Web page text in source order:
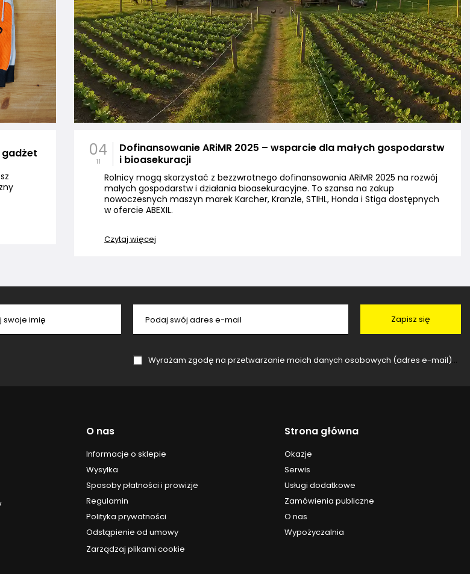
gadżet 04
11
Dofinansowanie ARiMR 2025 – wsparcie dla małych gospodarstw
i bioasekuracji
Rolnicy mogą skorzystać z bezzwrotnego dofinansowania ARiMR 2025 na rozwój
małych gospodarstw i działania bioasekuracyjne. To szansa na zakup
nowoczesnych maszyn marek Karcher, Kranzle, STIHL, Honda i Stiga dostępnych
w ofercie ABEXIL.
Czytaj więcej
swoje imię Podaj swój adres e-mail
Wyrażam zgodę na przetwarzanie moich danych osobowych (adres e-mail) na potrzeby wysyłki newslettera z informacją handlową (marketing). Więcej w
Zapisz się
O nas
Informacje o sklepie
Wysyłka
Sposoby płatności i prowizje
Regulamin
Polityka prywatności
Odstąpienie od umowy
Zarządzaj plikami cookie
Strona główna
Okazje
Serwis
Usługi dodatkowe
Zamówienia publiczne
O nas
Wypożyczalnia